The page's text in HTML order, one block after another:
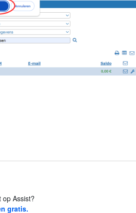
op Assist?
gratis.